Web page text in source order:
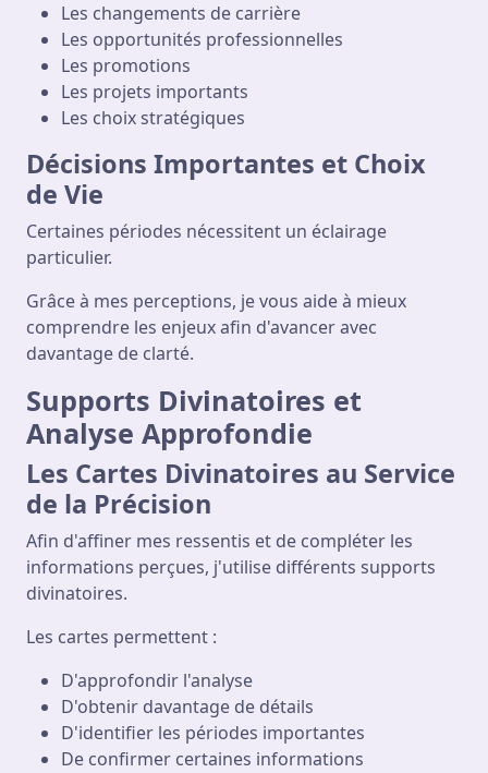
Les changements de carrière
Les opportunités professionnelles
Les promotions
Les projets importants
Les choix stratégiques
Décisions Importantes et Choix
de Vie
Certaines périodes nécessitent un éclairage
particulier.
Grâce à mes perceptions, je vous aide à mieux
comprendre les enjeux afin d'avancer avec
davantage de clarté.
Supports Divinatoires et
Analyse Approfondie
Les Cartes Divinatoires au Service
de la Précision
Afin d'affiner mes ressentis et de compléter les
informations perçues, j'utilise différents supports
divinatoires.
Les cartes permettent :
D'approfondir l'analyse
D'obtenir davantage de détails
D'identifier les périodes importantes
De confirmer certaines informations